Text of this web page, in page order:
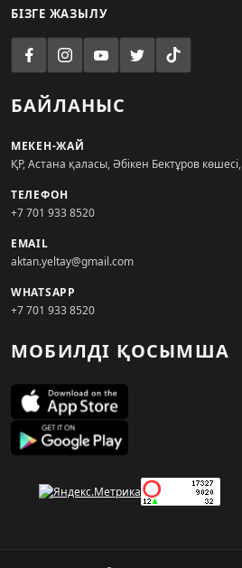
БІЗГЕ ЖАЗЫЛУ
БАЙЛАНЫС
МЕКЕН-ЖАЙ
ҚР, Астана қаласы, Әбікен Бектұров
ТЕЛЕФОН
+7 701 933 8520
EMAIL
aktan.yeltay@gmail.com
WHATSAPP
+7 701 933 8520
МОБИЛДІ ҚОСЫМША